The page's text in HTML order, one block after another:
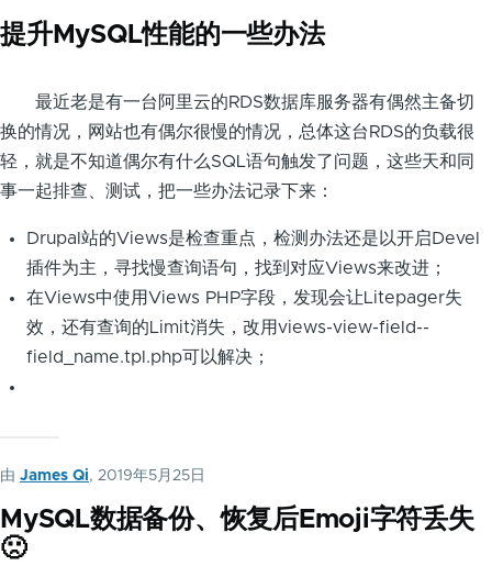
提升MySQL性能的一些办法
最近老是有一台阿里云的RDS数据库服务器有偶然主备切
换的情况，网站也有偶尔很慢的情况，总体这台RDS的负载很
轻，就是不知道偶尔有什么SQL语句触发了问题，这些天和同
事一起排查、测试，把一些办法记录下来：
Drupal站的Views是检查重点，检测办法还是以开启Devel
插件为主，寻找慢查询语句，找到对应Views来改进；
在Views中使用Views PHP字段，发现会让Litepager失
效，还有查询的Limit消失，改用views-view-field--
field_name.tpl.php可以解决；
由 James Qi, 2019年5月25日
MySQL数据备份、恢复后Emoji字符丢失
🙁